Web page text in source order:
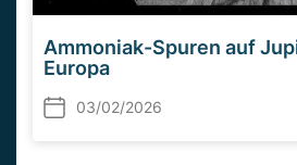
Ammoniak-Spuren auf
Europa
03/02/2026